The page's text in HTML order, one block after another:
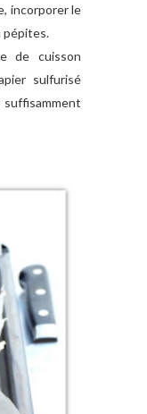
incorporer le
pépites.
de cuisson
sulfurisé